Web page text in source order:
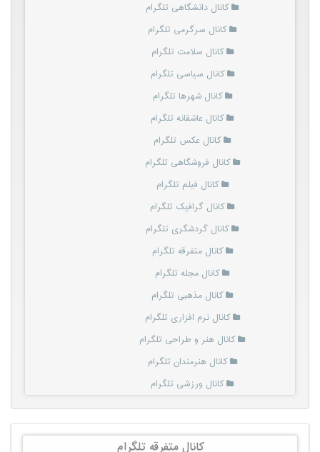
کانال دانشگاهی تلگرام
کانال سرگرمی تلگرام
کانال سلامت تلگرام
کانال سیاسی تلگرام
کانال شهرها تلگرام
کانال عاشقانه تلگرام
کانال عکس تلگرام
کانال فروشگاهی تلگرام
کانال فیلم تلگرام
کانال گرافیک تلگرام
کانال گردشگری تلگرام
کانال متفرقه تلگرام
کانال مجله تلگرام
کانال مذهبی تلگرام
کانال نرم افزاری تلگرام
کانال هنر و طراحی تلگرام
کانال هنرمندان تلگرام
کانال ورزشی تلگرام
کانال متفرقه تلگرام